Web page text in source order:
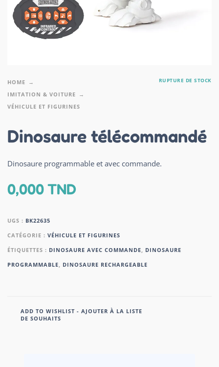
HOME
IMITATION & VOITURE
VÉHICULE ET FIGURINES
RUPTURE DE STOCK
Dinosaure télécommandé
Dinosaure programmable et avec commande.
0,000TND
UGS : BK22635
CATÉGORIE : VÉHICULE ET FIGURINES
ÉTIQUETTES : DINOSAURE AVEC COMMANDE
DINOSAURE
PROGRAMMABLE
DINOSAURE RECHARGEABLE
ADD TO WISHLIST - AJOUTER À LA LISTE
DE SOUHAITS